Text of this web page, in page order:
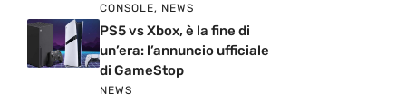
CONSOLE, NEWS
PS5 vs Xbox, è la fine di
un’era: l’annuncio ufficiale
di GameStop
NEWS